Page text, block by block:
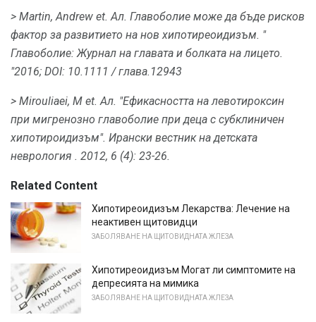
> Martin, Andrew et. Ал. Главоболие може да бъде рисков
фактор за развитието на нов хипотиреоидизъм. "
Главоболие: Журнал на главата и болката на лицето.
"2016; DOI: 10.1111 / глава.12943
> Mirouliaei, M et. Ал. "Ефикасността на левотироксин
при мигренозно главоболие при деца с субклиничен
хипотироидизъм". Ирански вестник на детската
неврология . 2012, 6 (4): 23-26.
Related Content
Хипотиреоидизъм Лекарства: Лечение на
неактивен щитовидци
ЗАБОЛЯВАНЕ НА ЩИТОВИДНАТА ЖЛЕЗА
Хипотиреоидизъм Могат ли симптомите на
депресията на мимика
ЗАБОЛЯВАНЕ НА ЩИТОВИДНАТА ЖЛЕЗА